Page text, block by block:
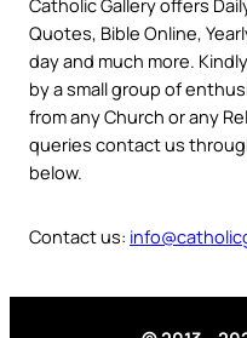
Catholic Gallery offers
Quotes, Bible Online,
day and much more.
by a small group of
from any Church or any
queries contact us
below.
Contact us: